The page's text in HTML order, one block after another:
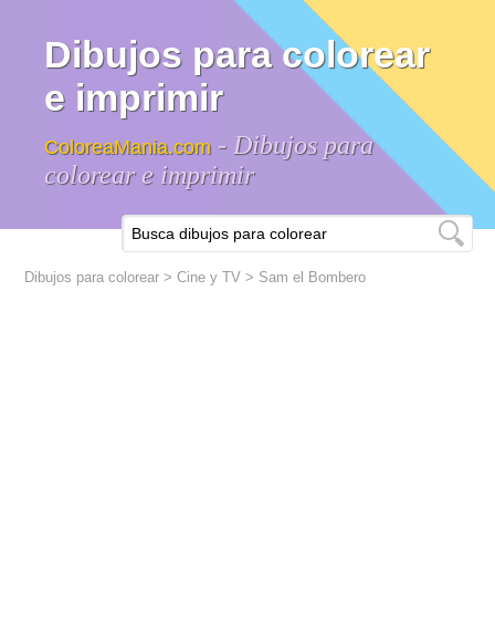
Dibujos para colorear
e imprimir
ColoreaMania.com - Dibujos para
colorear e imprimir
Dibujos para colorear >Cine y TV > Sam el Bombero